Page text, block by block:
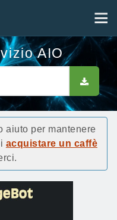
AIO
aiuto per mantenere
acquistare un caffè